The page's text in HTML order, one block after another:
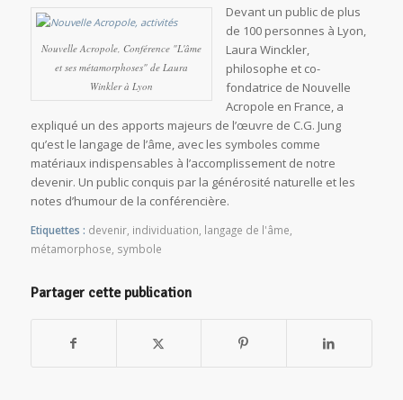
Nouvelle Acropole, Conférence "L'âme
et ses métamorphoses" de Laura
Winkler à Lyon
Devant un public de plus
de 100 personnes à Lyon,
Laura Winckler,
philosophe et co-
fondatrice de Nouvelle
Acropole en France, a
expliqué un des apports majeurs de l’œuvre de C.G. Jung
qu’est le langage de l’âme, avec les symboles comme
matériaux indispensables à l’accomplissement de notre
devenir. Un public conquis par la générosité naturelle et les
notes d’humour de la conférencière.
Etiquettes : devenir, individuation langage de l'âme
métamorphose symbole
Partager cette publication